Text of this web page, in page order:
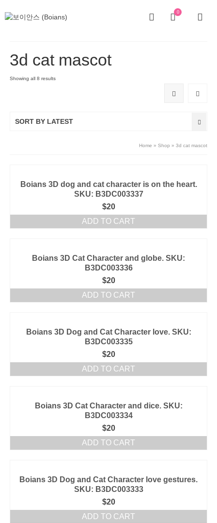
0
3d cat mascot
Showing all 8 results
SORT BY LATEST
Home » Shop » 3d cat mascot
Boians 3D dog and cat character is on the heart.
SKU: B3DC003337
$20
ADD TO CART
Boians 3D Cat Character and globe. SKU:
B3DC003336
$20
ADD TO CART
Boians 3D Dog and Cat Character love. SKU:
B3DC003335
$20
ADD TO CART
Boians 3D Cat Character and dice. SKU:
B3DC003334
$20
ADD TO CART
Boians 3D Dog and Cat Character love gestures.
SKU: B3DC003333
$20
ADD TO CART